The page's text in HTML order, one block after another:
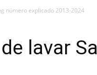
número explicado 2013-2024
lavar